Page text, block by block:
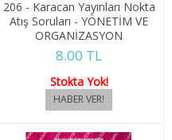
206 - Karacan Yayınları Nokta
Atış Soruları - YÖNETİM VE
ORGANİZASYON
8.00 TL
Stokta Yok!